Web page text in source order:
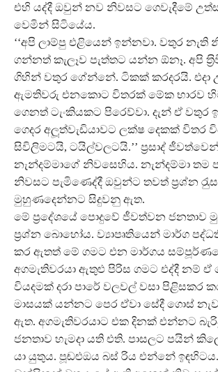
එහි යද්දී ඔවුන් නව නිවසට ගෙවැදීමේ
වෙමින් සිටියේය.
‘‘අපි ලාම්පු එළියෙන් ඉන්නවා. වතුර නැති
ගන්නත් කැලෑව පැත්තට යන්න ඕනෑ. අපි
ගිහින් වතුර ගේන්නේ. ටිකක් කරදරයි. එදා
ඇමතිවරු එනකොට විතරක් මේක භාරව
‍ගෙනත් ටැංකියකට පිරෙව්වා. දැන් ඒ වතුර
ගෙදර අලූ‍ත්වැඩියාවට ලක්ෂ දෙකක් විතර
සිවිලිමටයි, ටයිල්වලටයි.’’ ප‍්‍රසාද්
නැන්දම්මාගේ නිවසෙහිය. නැන්දම්මා තම
නිවසට පැමිණෙද්දී ඔවුන්ට තවත් ප‍්‍රශ්න
මුහුණදෙන්නට සිදුවනු ඇත.
මේ ප‍්‍රදේශයේ පොදුවේ ජීවත්වන ජනතාව
ප‍්‍රශ්න බොහෝය. ව්‍යාපෘතියෙන් මාර්ග
කර ඇතත් මේ ගමට එන මාර්ගය
අගමැතිවරයා ඇතුළු පිරිස ගමට එද්දී නම්
වියදමක් දරා පාරේ වලවල් වසා පිළිසකර
මාසයක් යන්නට පෙර ඒවා සේදී ගොස්
ඇත. අගමැතිවරයාට එක දිනක් එන්නට
ජනතාව හැමදා යති එති. පාසලට පයින්
යා යුතුය. පූඬළුඔය බස් රිය එන්නේ ඉඳහිටය.